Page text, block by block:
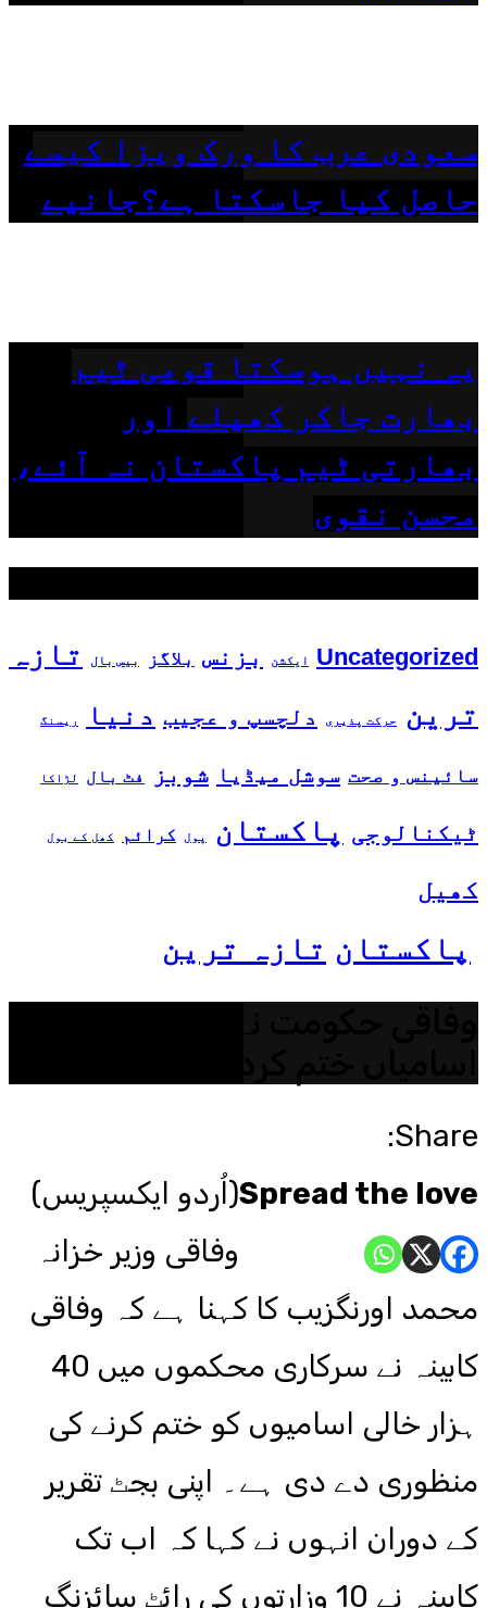
سعودی عرب کا ورک ویزا کیسے
حاصل کیا جاسکتا ہے؟جانیے
یہ نہیں ہوسکتا قومی ٹیم
بھارت جاکر کھیلے اور
بھارتی ٹیم پاکستان نہ آئے،
محسن نقوی
Uncategorized ایکشن بزنس بلاگز بیس بال
تازہ
ترین
حرکت پذیری دلچسپ و عجیب دنیا ریسنگ
سائینس و صحت سوشل میڈیا شوبز فٹ بال لڑاکا
ٹیکنالوجی پاکستان پول کرائم کھل کے بول
کھیل
پاکستان تازہ ترین
Share:
Spread the love(اُردو ایکسپریس)
وفاقی وزیر خزانہ
محمد اورنگزیب کا کہنا ہے کہ وفاقی
کابینہ نے سرکاری محکموں میں 40
ہزار خالی اسامیوں کو ختم کرنے کی
منظوری دے دی ہے۔ اپنی بجٹ تقریر
کے دوران انہوں نے کہا کہ اب تک
کابینہ نے 10 وزارتوں کی رائٹ سائزنگ